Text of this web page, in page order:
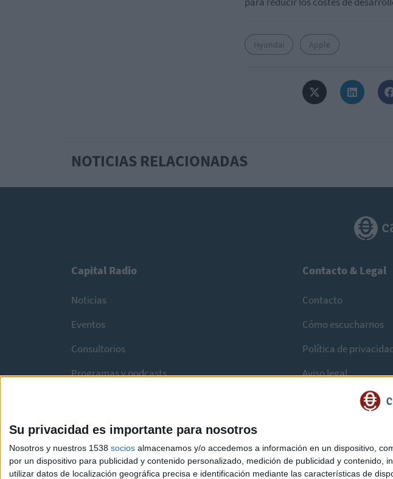
Su privacidad es importante para nosotros
Nosotros y nuestros 1538 socios almacenamos y/o accedemos a información en un dispositivo,
por un dispositivo para publicidad y contenido personalizado, medición de publicidad y contenido,
utilizar datos de localización geográfica precisa e identificación mediante las características de
Hyundai Apple
NOTICIAS RELACIONADAS
Capital Radio
Noticias
Eventos
Consultorios
Programas y podcasts
Contacto & Legal
Contacto
Cómo escucharnos
Política de
Aviso legal